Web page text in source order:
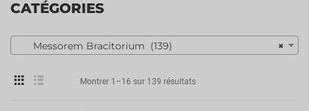
CATÉGORIES
×
Messorem Bracitorium (139)
Montrer 1–16 sur 139 résultats